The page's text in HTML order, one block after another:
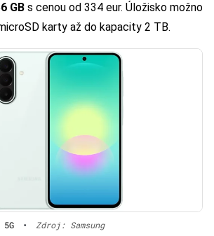
GB s cenou od 334 eur. Úložisko možno
karty až do kapacity 2 TB.
• Zdroj: Samsung